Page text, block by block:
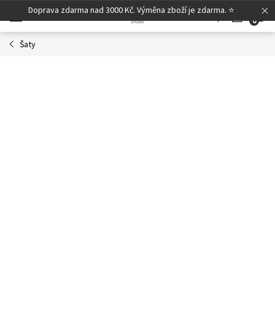
na
obsah
Doprava zdarma nad 3000 Kč. Výměna zboží je zdarma. ⭐
Šaty